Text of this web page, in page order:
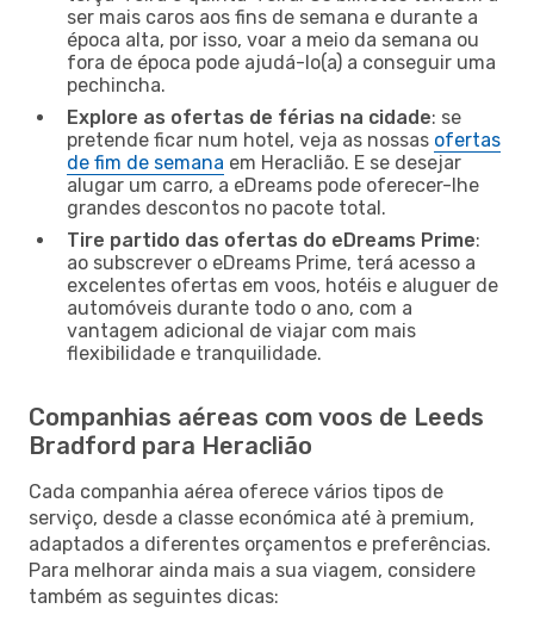
ser mais caros aos fins de semana e durante a
época alta, por isso, voar a meio da semana ou
fora de época pode ajudá-lo(a) a conseguir uma
pechincha.
Explore as ofertas de férias na cidade: se
pretende ficar num hotel, veja as nossas ofertas
de fim de semana em Heraclião. E se desejar
alugar um carro, a eDreams pode oferecer-lhe
grandes descontos no pacote total.
Tire partido das ofertas do eDreams Prime:
ao subscrever o eDreams Prime, terá acesso a
excelentes ofertas em voos, hotéis e aluguer de
automóveis durante todo o ano, com a
vantagem adicional de viajar com mais
flexibilidade e tranquilidade.
Companhias aéreas com voos de Leeds
Bradford para Heraclião
Cada companhia aérea oferece vários tipos de
serviço, desde a classe económica até à premium,
adaptados a diferentes orçamentos e preferências.
Para melhorar ainda mais a sua viagem, considere
também as seguintes dicas: